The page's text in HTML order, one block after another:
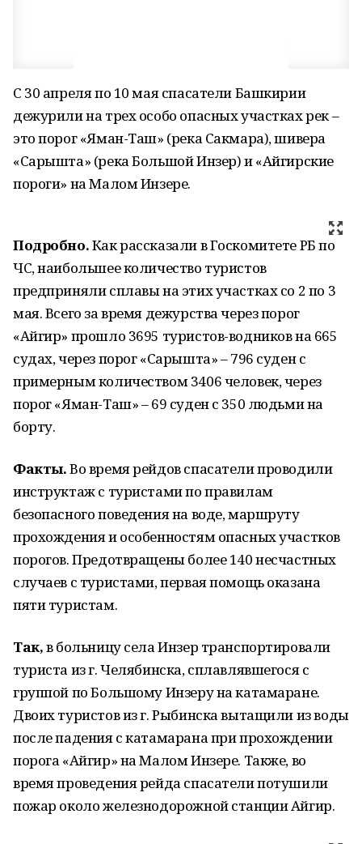
С 30 апреля по 10 мая спасатели Башкирии
дежурили на трех особо опасных участках рек –
это порог «Яман-Таш» (река Сакмара), шивера
«Сарышта» (река Большой Инзер) и «Айгирские
пороги» на Малом Инзере.
Подробно.Как рассказали в Госкомитете РБ по
ЧС, наибольшее количество туристов
предприняли сплавы на этих участках со 2 по 3
мая. Всего за время дежурства через порог
«Айгир» прошло 3695 туристов-водников на 665
судах, через порог «Сарышта» – 796 суден с
примерным количеством 3406 человек, через
порог «Яман-Таш» – 69 суден с 350 людьми на
борту.
Факты.Во время рейдов спасатели проводили
инструктаж с туристами по правилам
безопасного поведения на воде, маршруту
прохождения и особенностям опасных участков
порогов. Предотвращены более 140 несчастных
случаев с туристами, первая помощь оказана
пяти туристам.
Так,в больницу села Инзер транспортировали
туриста из г. Челябинска, сплавлявшегося с
группой по Большому Инзеру на катамаране.
Двоих туристов из г. Рыбинска вытащили из воды
после падения с катамарана при прохождении
порога «Айгир» на Малом Инзере. Также, во
время проведения рейда спасатели потушили
пожар около железнодорожной станции Айгир.